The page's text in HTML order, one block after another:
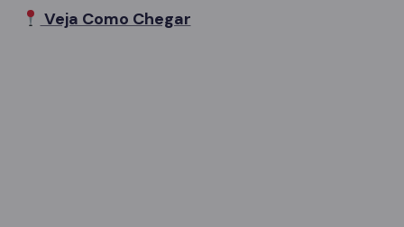
Veja Como Chegar